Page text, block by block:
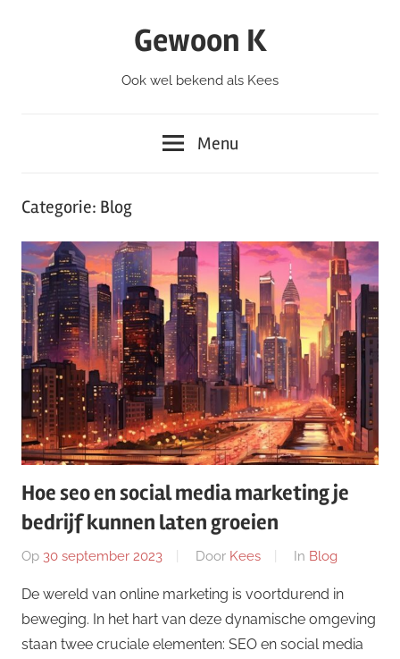
Gewoon K
Ook wel bekend als Kees
Menu
Categorie: Blog
Hoe seo en social media marketing je
bedrijf kunnen laten groeien
Op 30 september 2023 Door Kees In Blog
De wereld van online marketing is voortdurend in
beweging. In het hart van deze dynamische omgeving
staan twee cruciale elementen: SEO en social media